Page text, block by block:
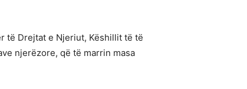
të Drejtat e Njeriut, Këshillit të të
njerëzore, që të marrin masa